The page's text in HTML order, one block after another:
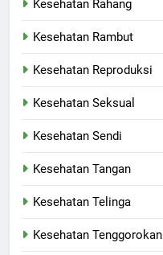
Kesehatan Rahang
Kesehatan Rambut
Kesehatan Reproduksi
Kesehatan Seksual
Kesehatan Sendi
Kesehatan Tangan
Kesehatan Telinga
Kesehatan Tenggorokan